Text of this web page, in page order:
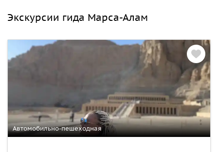
Экскурсии гида Марса-Алам
Автомобильно-пешеходная